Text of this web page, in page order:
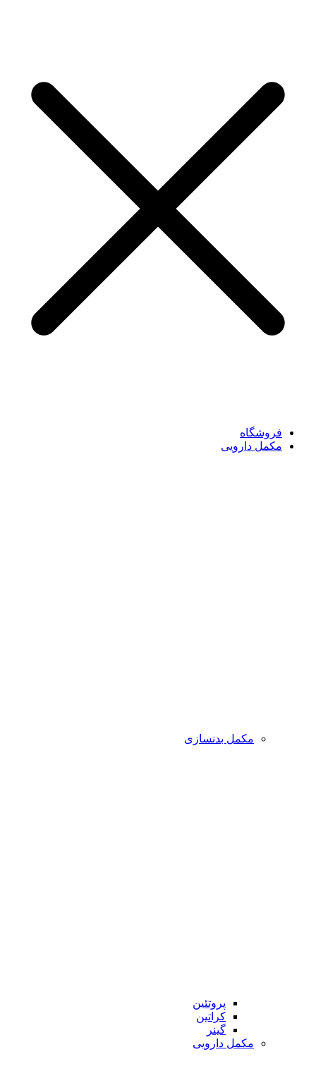
فروشگاه
مکمل دارویی
مکمل بدنسازی
پروتئین
کراتین
گینر
مکمل دارویی